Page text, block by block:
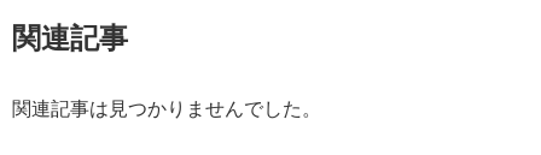
関連記事
関連記事は見つかりませんでした。